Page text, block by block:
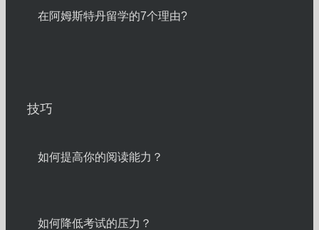
在阿姆斯特丹留学的7个理由?
技巧
如何提高你的阅读能力？
如何降低考试的压力？